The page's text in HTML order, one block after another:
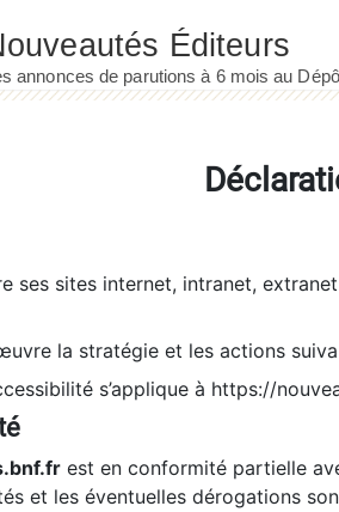
ses sites internet, intranet,
la stratégie et les actions
s’applique à https://
est en conformité partielle
et les éventuelles dérogations